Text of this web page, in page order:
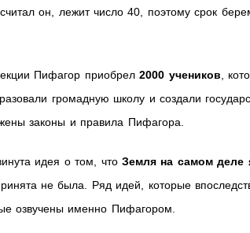
он, лежит число 40, поэтому срок
Пифагор приобрел2000 учеников ,
громадную школу и создали
законы и правила Пифагора.
идея о том, что Земля на самом деле
не была. Ряд идей, которые
озвучены именно Пифагором.